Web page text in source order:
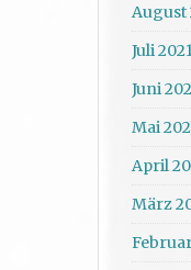
August
Juli
Juni
Mai
April
März